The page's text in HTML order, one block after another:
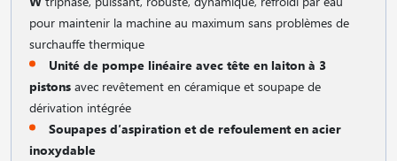
pour maintenir la machine au maximum sans problèmes de
surchauffe thermique
Unité de pompe linéaire avec tête en laiton à 3
pistons avec revêtement en céramique et soupape de
dérivation intégrée
Soupapes d′aspiration et de refoulement en acier
inoxydable